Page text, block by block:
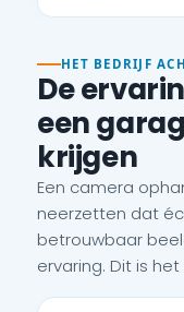
HET BEDRIJF
De
een
krijgen
Een camera
neerzetten dat
betrouwbaar
ervaring. Dit is